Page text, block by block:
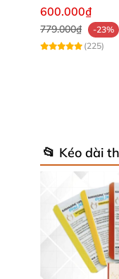
600.000₫
779.000₫
-23%
(225)
📂 Kéo dài